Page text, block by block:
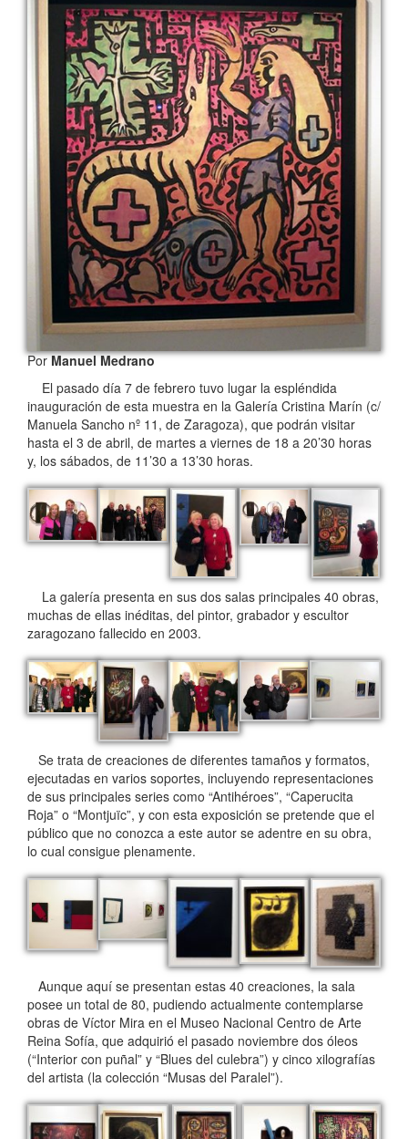
PorManuel Medrano
El pasado día 7 de febrero tuvo lugar la espléndida
inauguración de esta muestra en la Galería Cristina Marín (c/
Manuela Sancho nº 11, de Zaragoza), que podrán visitar
hasta el 3 de abril, de martes a viernes de 18 a 20’30 horas
y, los sábados, de 11’30 a 13’30 horas.
La galería presenta en sus dos salas principales 40 obras,
muchas de ellas inéditas, del pintor, grabador y escultor
zaragozano fallecido en 2003.
Se trata de creaciones de diferentes tamaños y formatos,
ejecutadas en varios soportes, incluyendo representaciones
de sus principales series como “Antihéroes”, “Caperucita
Roja” o “Montjuïc”, y con esta exposición se pretende que el
público que no conozca a este autor se adentre en su obra,
lo cual consigue plenamente.
Aunque aquí se presentan estas 40 creaciones, la sala
posee un total de 80, pudiendo actualmente contemplarse
obras de Víctor Mira en el Museo Nacional Centro de Arte
Reina Sofía, que adquirió el pasado noviembre dos óleos
(“Interior con puñal” y “Blues del culebra”) y cinco xilografías
del artista (la colección “Musas del Paralel”).